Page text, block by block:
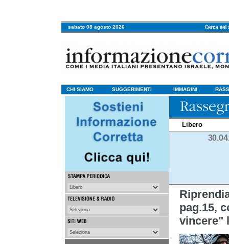
sabato 08 agosto 2026
CHI SIAMO SUGGERIMENTI IMMAGINI
Libero
pag.15,
vincere"